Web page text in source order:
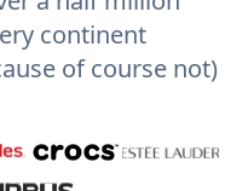
continent
of course not)